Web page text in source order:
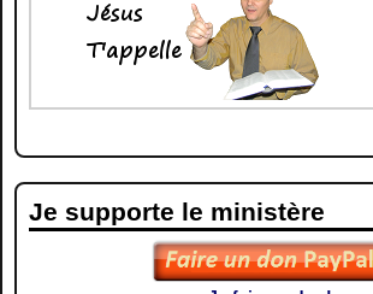
Je supporte le ministère